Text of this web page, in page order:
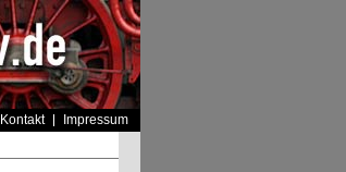
Kontakt Impressum